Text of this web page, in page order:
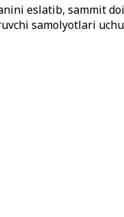
eslatib, sammit
samolyotlari